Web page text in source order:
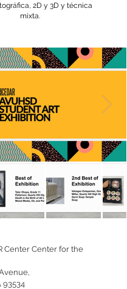
2D y 3D y técnica
mixta.
Center Center for the
93534